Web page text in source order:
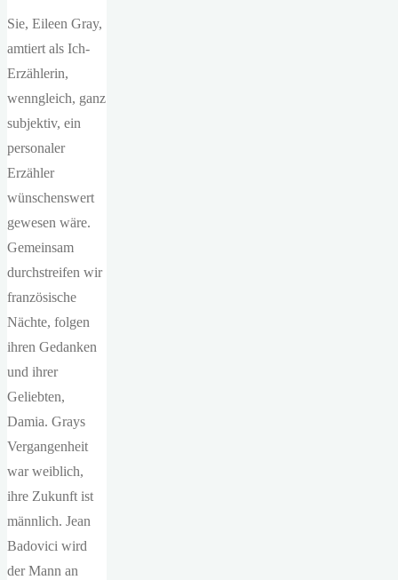
Sie, Eileen Gray,
amtiert als Ich-
Erzählerin,
wenngleich, ganz
subjektiv, ein
personaler
Erzähler
wünschenswert
gewesen wäre.
Gemeinsam
durchstreifen wir
französische
Nächte, folgen
ihren Gedanken
und ihrer
Geliebten,
Damia. Grays
Vergangenheit
war weiblich,
ihre Zukunft ist
männlich. Jean
Badovici wird
der Mann an